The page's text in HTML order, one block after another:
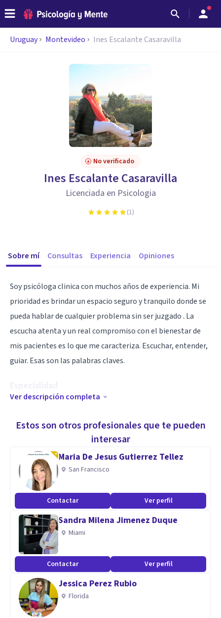
Uruguay Montevideo Ines Escalante Casaravilla
No verificado
Ines Escalante Casaravilla
Licenciada en Psicologia
(1)
Sobre mí Consultas Experiencia Opiniones
Soy psicóloga clinica con muchos años de experiencia. Mi
prioridad es brindar un espacio seguro y tranquilo donde se
pueda hablar de cualquier problema sin ser juzgado . La
escucha atenta y un real compromiso con el bienestar de
mis pacientes es lo que me caracteriza. Escuchar, entender,
guiar. Esas son las palabras claves.
Especialidad
Psicologia Clinica. Aborda todo tipo de problematica
Neuropsicologia: Evaluacion cognitiva y del aprendizaje.
Especialista en Psicodiagnostico.
Aptitudes
Empatía y escucha atenta.
Gran compromiso con los procesos terapeuticos.
Responsabilidad y puntualidad
Formación holística y enfocada a resultados positivos.
Orientación y acompañamiento
Ver descripción completa
Estos son otros profesionales que te pueden
interesar
Maria De Jesus Gutierrez Tellez
San Francisco
Contactar Ver perfil
Sandra Milena Jimenez Duque
Miami
Contactar Ver perfil
Jessica Perez Rubio
Florida